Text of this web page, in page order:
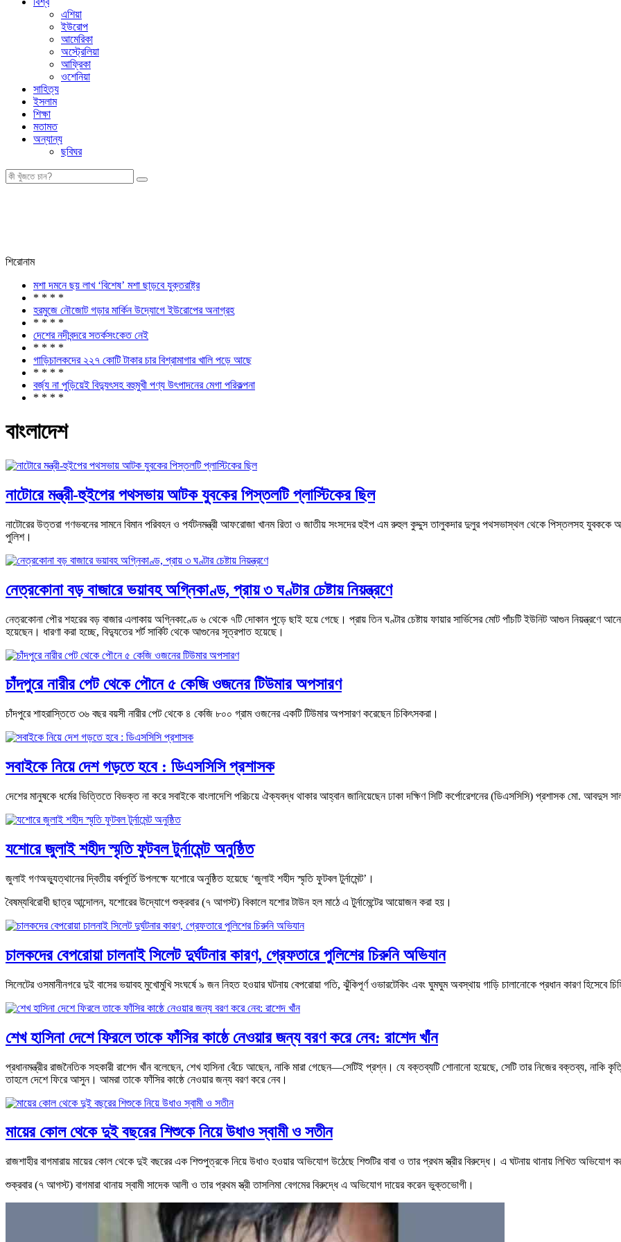
এশিয়া
ইউরোপ
আমেরিকা
অস্ট্রেলিয়া
আফ্রিকা
ওশেনিয়া
সাহিত্য
ইসলাম
শিক্ষা
মতামত
অন্যান্য
ছবিঘর
শিরোনাম
মশা দমনে ছয় লাখ ‘বিশেষ’ মশা ছাড়বে যুক্তরাষ্ট্র
* * * *
হরমুজে নৌজোট গড়ার মার্কিন উদ্যোগে ইউরোপের অনাগ্রহ
* * * *
দেশের নদীবন্দরে সতর্কসংকেত নেই
* * * *
গাড়িচালকদের ২২৭ কোটি টাকার চার বিশ্রামাগার খালি পড়ে আছে
* * * *
বর্জ্য না পুড়িয়েই বিদ্যুৎসহ বহুমুখী পণ্য উৎপাদনের মেগা পরিকল্পনা
* * * *
বাংলাদেশ
নাটোরে মন্ত্রী-হুইপের পথসভায় আটক যুবকের পিস্তলটি প্লাস্টিকের ছিল
নাটোরের উত্তরা গণভবনের সামনে বিমান পরিবহন ও পর্যটনমন্ত্রী আফরোজা খানম রিতা ও জাতীয় সংসদের হুইপ এম রুহুল কুদ্দুস তালুকদার দুলুর পথসভাস্থল থেকে পিস্তলসহ
পুলিশ।
নেত্রকোনা বড় বাজারে ভয়াবহ অগ্নিকাণ্ড, প্রায় ৩ ঘণ্টার চেষ্টায় নিয়ন্ত্রণে
নেত্রকোনা পৌর শহরের বড় বাজার এলাকায় অগ্নিকাণ্ডে ৬ থেকে ৭টি দোকান পুড়ে ছাই হয়ে গেছে। প্রায় তিন ঘণ্টার চেষ্টায় ফায়ার সার্ভিসের মোট পাঁচটি ইউনিট আগুন নিয়ন্ত্রণে
হয়েছেন। ধারণা করা হচ্ছে, বিদ্যুতের শর্ট সার্কিট থেকে আগুনের সূত্রপাত হয়েছে।
চাঁদপুরে নারীর পেট থেকে পৌনে ৫ কেজি ওজনের টিউমার অপসারণ
চাঁদপুরে শাহরাস্তিতে ৩৬ বছর বয়সী নারীর পেট থেকে ৪ কেজি ৮০০ গ্রাম ওজনের একটি টিউমার অপসারণ করেছেন চিকিৎসকরা।
সবাইকে নিয়ে দেশ গড়তে হবে : ডিএসসিসি প্রশাসক
দেশের মানুষকে ধর্মের ভিত্তিতে বিভক্ত না করে সবাইকে বাংলাদেশি পরিচয়ে ঐক্যবদ্ধ থাকার আহ্বান জানিয়েছেন ঢাকা দক্ষিণ সিটি কর্পোরেশনের (ডিএসসিসি) প্রশাসক মো. আবদুস
যশোরে জুলাই শহীদ স্মৃতি ফুটবল টুর্নামেন্ট অনুষ্ঠিত
জুলাই গণঅভ্যুত্থানের দ্বিতীয় বর্ষপূর্তি উপলক্ষে যশোরে অনুষ্ঠিত হয়েছে ‘জুলাই শহীদ স্মৃতি ফুটবল টুর্নামেন্ট’।
বৈষম্যবিরোধী ছাত্র আন্দোলন, যশোরের উদ্যোগে শুক্রবার (৭ আগস্ট) বিকালে যশোর টাউন হল মাঠে এ টুর্নামেন্টের আয়োজন করা হয়।
চালকদের বেপরোয়া চালনাই সিলেট দুর্ঘটনার কারণ, গ্রেফতারে পুলিশের চিরুনি অভিযান
সিলেটের ওসমানীনগরে দুই বাসের ভয়াবহ মুখোমুখি সংঘর্ষে ৯ জন নিহত হওয়ার ঘটনায় বেপরোয়া গতি, ঝুঁকিপূর্ণ ওভারটেকিং এবং ঘুমঘুম অবস্থায় গাড়ি চালানোকে প্রধান কারণ হিসেবে
শেখ হাসিনা দেশে ফিরলে তাকে ফাঁসির কাষ্ঠে নেওয়ার জন্য বরণ করে নেব: রাশেদ খাঁন
প্রধানমন্ত্রীর রাজনৈতিক সহকারী রাশেদ খাঁন বলেছেন, শেখ হাসিনা বেঁচে আছেন, নাকি মারা গেছেন—সেটিই প্রশ্ন। যে বক্তব্যটি শোনানো হয়েছে, সেটি তার নিজের বক্তব্য, নাকি
তাহলে দেশে ফিরে আসুন। আমরা তাকে ফাঁসির কাষ্ঠে নেওয়ার জন্য বরণ করে নেব।
মায়ের কোল থেকে দুই বছরের শিশুকে নিয়ে উধাও স্বামী ও সতীন
রাজশাহীর বাগমারায় মায়ের কোল থেকে দুই বছরের এক শিশুপুত্রকে নিয়ে উধাও হওয়ার অভিযোগ উঠেছে শিশুটির বাবা ও তার প্রথম স্ত্রীর বিরুদ্ধে। এ ঘটনায় থানায় লিখিত অভিযোগ
শুক্রবার (৭ আগস্ট) বাগমারা থানায় স্বামী সাদেক আলী ও তার প্রথম স্ত্রী তাসলিমা বেগমের বিরুদ্ধে এ অভিযোগ দায়ের করেন ভুক্তভোগী।